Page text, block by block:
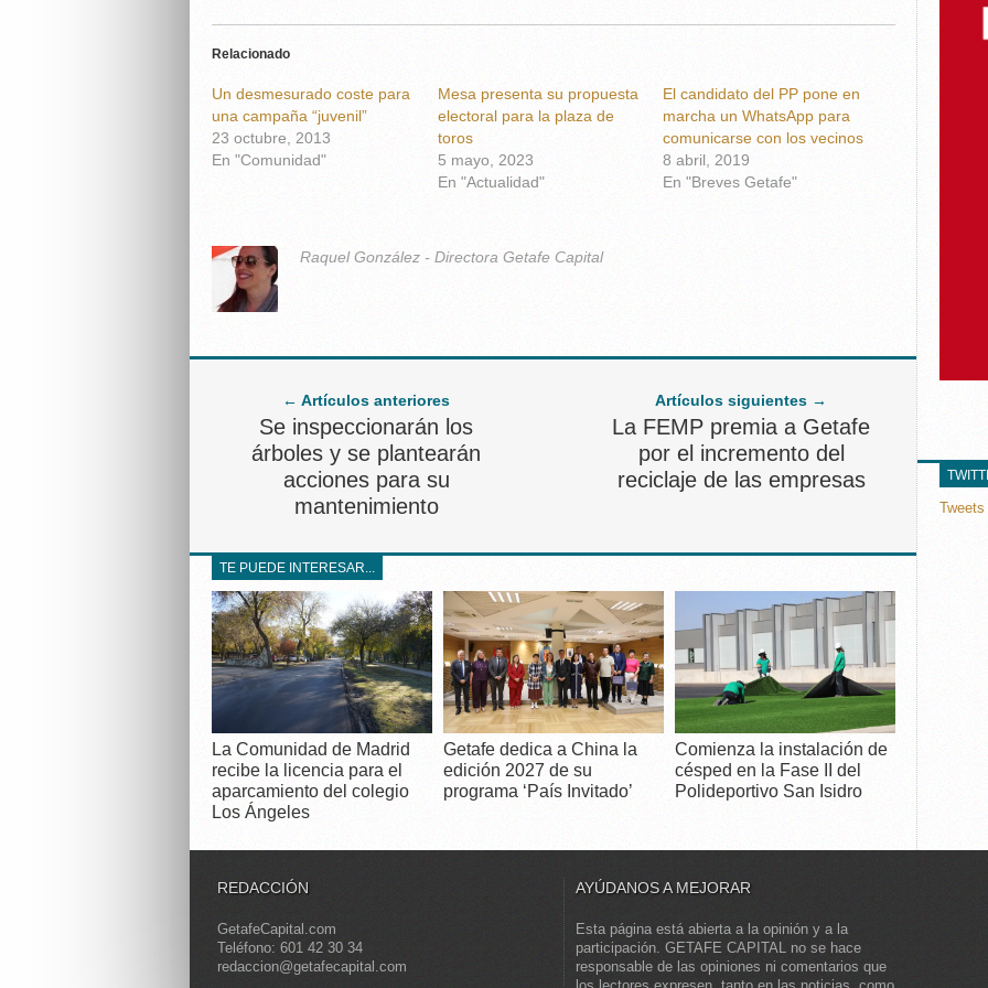
Relacionado
Un desmesurado coste para
una campaña “juvenil”
23 octubre, 2013
En "Comunidad"
Mesa presenta su propuesta
electoral para la plaza de
toros
5 mayo, 2023
En "Actualidad"
El candidato del PP pone en
marcha un WhatsApp para
comunicarse con los vecinos
8 abril, 2019
En "Breves Getafe"
Raquel González - Directora Getafe Capital
← Artículos anteriores
Se inspeccionarán los
árboles y se plantearán
acciones para su
mantenimiento
Artículos siguientes →
La FEMP premia a Getafe
por el incremento del
reciclaje de las empresas
TE PUEDE INTERESAR...
La Comunidad de Madrid
recibe la licencia para el
aparcamiento del colegio
Los Ángeles
Getafe dedica a China la
edición 2027 de su
programa ‘País Invitado’
Comienza la instalación de
césped en la Fase II del
Polideportivo San Isidro
REDACCIÓN
GetafeCapital.com
Teléfono: 601 42 30 34
redaccion@getafecapital.com
AYÚDANOS A MEJORAR
Esta página está abierta a la opinión y a la
participación. GETAFE CAPITAL no se hace
responsable de las opiniones ni comentarios que